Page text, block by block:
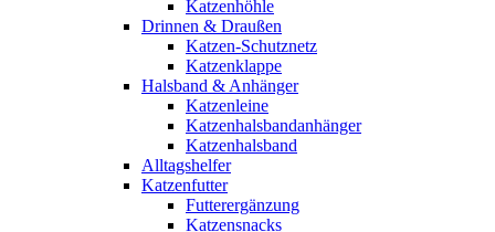
Katzenhöhle
Drinnen & Draußen
Katzen-Schutznetz
Katzenklappe
Halsband & Anhänger
Katzenleine
Katzenhalsbandanhänger
Katzenhalsband
Alltagshelfer
Katzenfutter
Futterergänzung
Katzensnacks